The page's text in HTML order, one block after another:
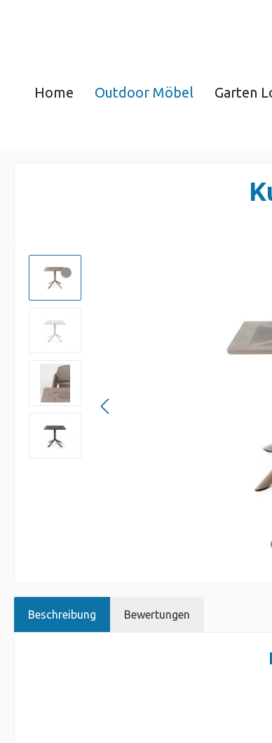
Home Outdoor Möbel Garten
Beschreibung Bewertungen